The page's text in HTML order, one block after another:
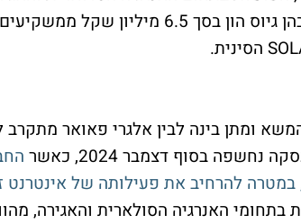
על התפתחויות עסקיות בהן גיוס הון
ומתן בינה לבין אלגרי פאואר מתקרב
בסוף דצמבר 2024, כאשר
במטרה להרחיב את פעילותה של
בתחומי האנרגיה הסולארית והאגירה,